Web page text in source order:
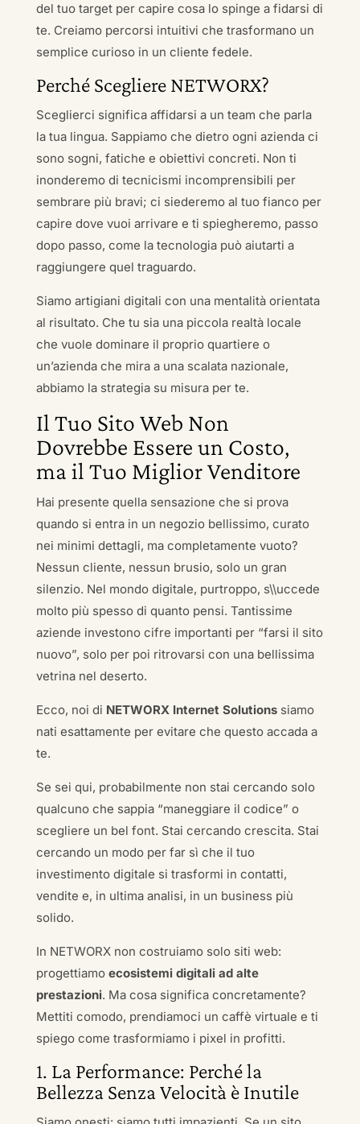
del tuo target per capire cosa lo spinge a fidarsi di
te. Creiamo percorsi intuitivi che trasformano un
semplice curioso in un cliente fedele.
Perché Scegliere NETWORX?
Sceglierci significa affidarsi a un team che parla
la tua lingua. Sappiamo che dietro ogni azienda ci
sono sogni, fatiche e obiettivi concreti. Non ti
inonderemo di tecnicismi incomprensibili per
sembrare più bravi; ci siederemo al tuo fianco per
capire dove vuoi arrivare e ti spiegheremo, passo
dopo passo, come la tecnologia può aiutarti a
raggiungere quel traguardo.
Siamo artigiani digitali con una mentalità orientata
al risultato. Che tu sia una piccola realtà locale
che vuole dominare il proprio quartiere o
un’azienda che mira a una scalata nazionale,
abbiamo la strategia su misura per te.
Il Tuo Sito Web Non
Dovrebbe Essere un Costo,
ma il Tuo Miglior Venditore
Hai presente quella sensazione che si prova
quando si entra in un negozio bellissimo, curato
nei minimi dettagli, ma completamente vuoto?
Nessun cliente, nessun brusio, solo un gran
silenzio. Nel mondo digitale, purtroppo, s\\uccede
molto più spesso di quanto pensi. Tantissime
aziende investono cifre importanti per “farsi il sito
nuovo”, solo per poi ritrovarsi con una bellissima
vetrina nel deserto.
Ecco, noi di NETWORX Internet Solutionssiamo
nati esattamente per evitare che questo accada a
te.
Se sei qui, probabilmente non stai cercando solo
qualcuno che sappia “maneggiare il codice” o
scegliere un bel font. Stai cercando crescita. Stai
cercando un modo per far sì che il tuo
investimento digitale si trasformi in contatti,
vendite e, in ultima analisi, in un business più
solido.
In NETWORX non costruiamo solo siti web:
progettiamo ecosistemi digitali ad alte
prestazioni. Ma cosa significa concretamente?
Mettiti comodo, prendiamoci un caffè virtuale e ti
spiego come trasformiamo i pixel in profitti.
1. La Performance: Perché la
Bellezza Senza Velocità è Inutile